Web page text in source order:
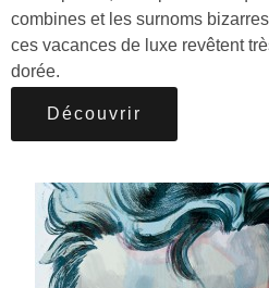
combines et les surnoms
ces vacances de luxe revêtent
dorée.
Découvrir